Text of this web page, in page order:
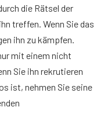
die Rätsel der
treffen. Wenn Sie das
ihn zu kämpfen.
mit einem nicht
Sie ihn rekrutieren
ist, nehmen Sie seine